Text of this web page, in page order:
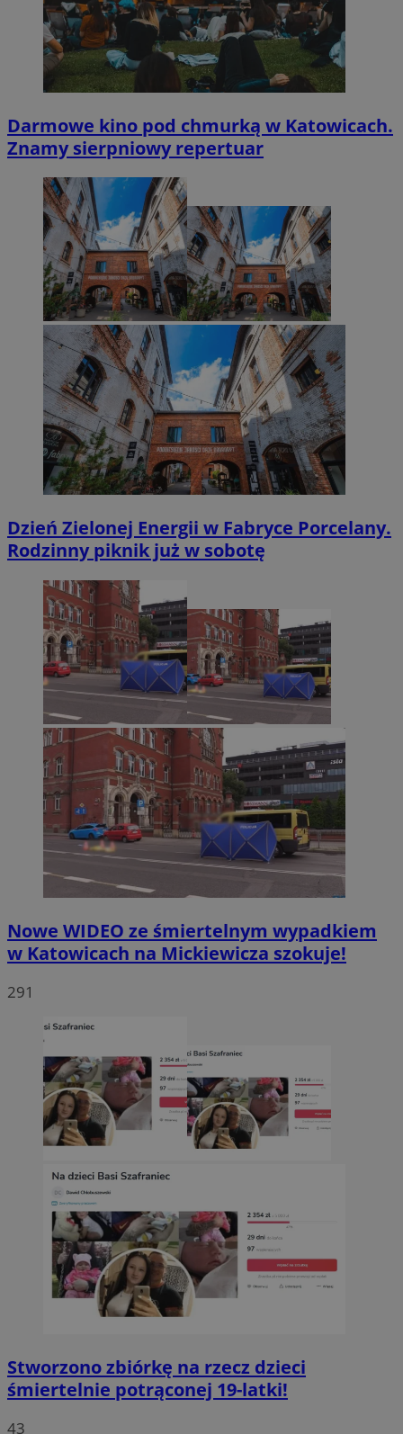
Darmowe kino pod chmurką w Katowicach.
Znamy sierpniowy repertuar
Dzień Zielonej Energii w Fabryce Porcelany.
Rodzinny piknik już w sobotę
Nowe WIDEO ze śmiertelnym wypadkiem
w Katowicach na Mickiewicza szokuje!
291
Stworzono zbiórkę na rzecz dzieci
śmiertelnie potrąconej 19-latki!
43